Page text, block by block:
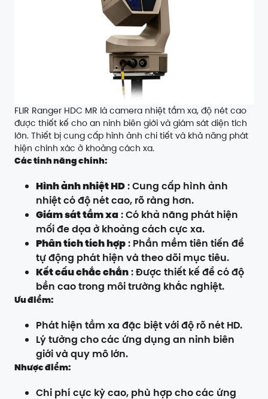
FLIR Ranger HDC MR là camera nhiệt tầm xa, độ nét cao
được thiết kế cho an ninh biên giới và giám sát diện tích
lớn. Thiết bị cung cấp hình ảnh chi tiết và khả năng phát
hiện chính xác ở khoảng cách xa.
Các tính năng chính:
Hình ảnh nhiệt HD: Cung cấp hình ảnh
nhiệt có độ nét cao, rõ ràng hơn.
Giám sát tầm xa : Có khả năng phát hiện
mối đe dọa ở khoảng cách cực xa.
Phân tích tích hợp: Phần mềm tiên tiến để
tự động phát hiện và theo dõi mục tiêu.
Kết cấu chắc chắn: Được thiết kế để có độ
bền cao trong môi trường khắc nghiệt.
Ưu điểm:
Phát hiện tầm xa đặc biệt với độ rõ nét HD.
Lý tưởng cho các ứng dụng an ninh biên
giới và quy mô lớn.
Nhược điểm:
Chi phí cực kỳ cao, phù hợp cho các ứng